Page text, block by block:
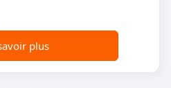
plus